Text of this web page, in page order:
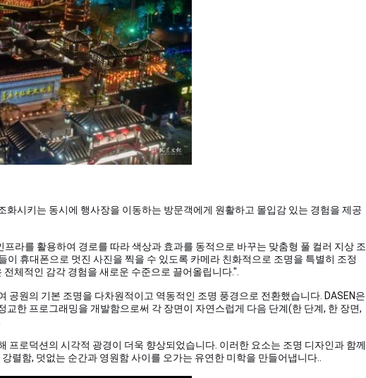
화시키는 동시에 행사장을 이동하는 방문객에게 원활하고 몰입감 있는 경험을 제공
라를 활용하여 경로를 따라 색상과 효과를 동적으로 바꾸는 맞춤형 풀 컬러 지상 조
휴대폰으로 멋진 사진을 찍을 수 있도록 카메라 친화적으로 조명을 특별히 조정
체적인 감각 경험을 새로운 수준으로 끌어올립니다."
공원의 기본 조명을 다차원적이고 역동적인 조명 풍경으로 전환했습니다. DASEN은
한 프로그래밍을 개발함으로써 각 장면이 자연스럽게 다음 단계(한 단계, 한 장면,
프로덕션의 시각적 광경이 더욱 향상되었습니다. 이러한 요소는 조명 디자인과 함께
렬함, 덧없는 순간과 영원함 사이를 오가는 유연한 미학을 만들어냅니다.